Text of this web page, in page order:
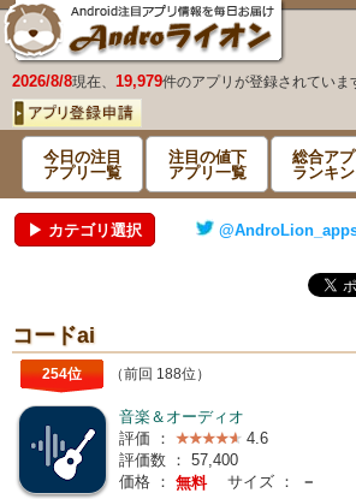
2026/8/8現在、 19,979件のアプリが登録されていま
今日の注目
アプリ一覧
注目の値下
アプリ一覧
総合アプ
ランキ
▶ カテゴリ選択
コードai
254位 （前回 188位）
音楽＆オーディオ
評価 ：
4.6
評価数 ： 57,400
価格 ： 無料 サイズ ：
－